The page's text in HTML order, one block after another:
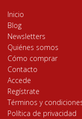
Inicio
Blog
Newsletters
Quiénes somos
Cómo comprar
Contacto
Accede
Regístrate
Términos y
Política de privacidad